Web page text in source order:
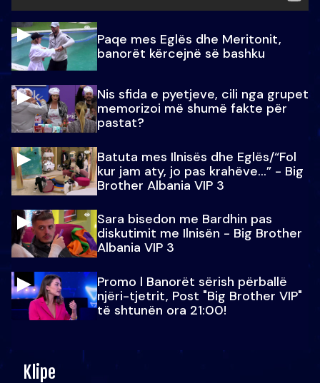
Paqe mes Eglës dhe Meritonit,
banorët kërcejnë së bashku
Nis sfida e pyetjeve, cili nga grupet
memorizoi më shumë fakte për
pastat?
Batuta mes Ilnisës dhe Eglës/“Fol
kur jam aty, jo pas krahëve…” - Big
Brother Albania VIP 3
Sara bisedon me Bardhin pas
diskutimit me Ilnisën - Big Brother
Albania VIP 3
Promo l Banorët sërish përballë
njëri-tjetrit, Post "Big Brother VIP"
të shtunën ora 21:00!
Klipe